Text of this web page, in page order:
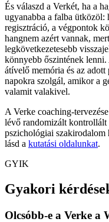
És válaszd a Verkét, ha a
ugyanabba a falba
regisztráció, a végpontok
hangnem azért vannak,
legkövetkezetesebb
könnyebb őszintének
átívelő memória és az adott
napokra szolgál, amikor a
valamit valakivel.
A Verke coaching-
lévő randomizált
pszichológiai szakirodalom
lásd a kutatási oldalunkat.
GYIK
Gyakori
Olcsóbb-e a Verke a